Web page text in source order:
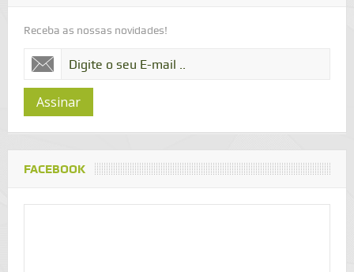
Receba as nossas novidades!
Assinar
FACEBOOK